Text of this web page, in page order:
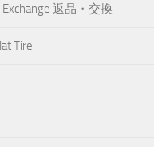
Exchange 返品・交換
Tire